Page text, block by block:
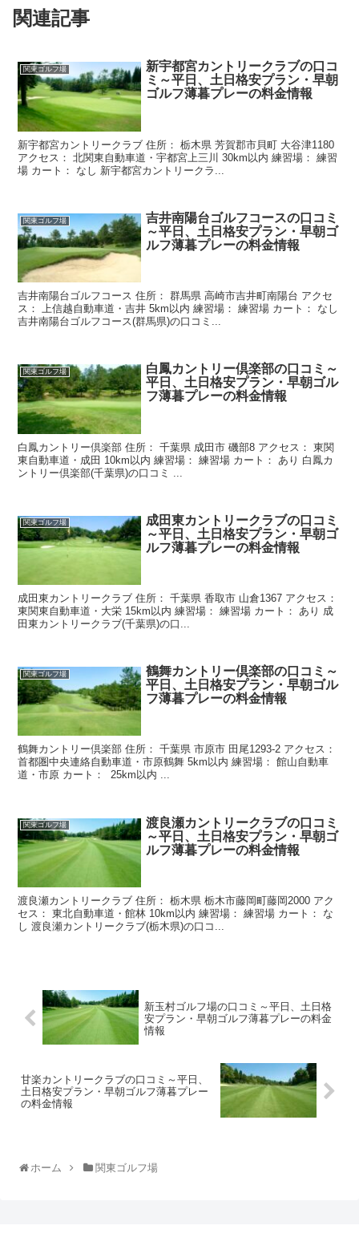
関連記事
関東ゴルフ場
新宇都宮カントリークラブの口コ
ミ～平日、土日格安プラン・早朝
ゴルフ薄暮プレーの料金情報
新宇都宮カントリークラブ 住所： 栃木県 芳賀郡市貝町 大谷津1180
アクセス： 北関東自動車道・宇都宮上三川 30km以内 練習場： 練習
場 カート： なし 新宇都宮カントリークラ...
関東ゴルフ場
吉井南陽台ゴルフコースの口コミ
～平日、土日格安プラン・早朝ゴ
ルフ薄暮プレーの料金情報
吉井南陽台ゴルフコース 住所： 群馬県 高崎市吉井町南陽台 アクセ
ス： 上信越自動車道・吉井 5km以内 練習場： 練習場 カート： なし
吉井南陽台ゴルフコース(群馬県)の口コミ...
関東ゴルフ場
白鳳カントリー倶楽部の口コミ～
平日、土日格安プラン・早朝ゴル
フ薄暮プレーの料金情報
白鳳カントリー倶楽部 住所： 千葉県 成田市 磯部8 アクセス： 東関
東自動車道・成田 10km以内 練習場： 練習場 カート： あり 白鳳カ
ントリー倶楽部(千葉県)の口コミ ...
関東ゴルフ場
成田東カントリークラブの口コミ
～平日、土日格安プラン・早朝ゴ
ルフ薄暮プレーの料金情報
成田東カントリークラブ 住所： 千葉県 香取市 山倉1367 アクセス：
東関東自動車道・大栄 15km以内 練習場： 練習場 カート： あり 成
田東カントリークラブ(千葉県)の口...
関東ゴルフ場
鶴舞カントリー倶楽部の口コミ～
平日、土日格安プラン・早朝ゴル
フ薄暮プレーの料金情報
鶴舞カントリー倶楽部 住所： 千葉県 市原市 田尾1293-2 アクセス：
首都圏中央連絡自動車道・市原鶴舞 5km以内 練習場： 館山自動車
道・市原 カート： 25km以内 ...
関東ゴルフ場
渡良瀬カントリークラブの口コミ
～平日、土日格安プラン・早朝ゴ
ルフ薄暮プレーの料金情報
渡良瀬カントリークラブ 住所： 栃木県 栃木市藤岡町藤岡2000 アク
セス： 東北自動車道・館林 10km以内 練習場： 練習場 カート： な
し 渡良瀬カントリークラブ(栃木県)の口コ...
新玉村ゴルフ場の口コミ～平日、土日格
安プラン・早朝ゴルフ薄暮プレーの料金
情報
甘楽カントリークラブの口コミ～平日、
土日格安プラン・早朝ゴルフ薄暮プレー
の料金情報
ホーム 関東ゴルフ場